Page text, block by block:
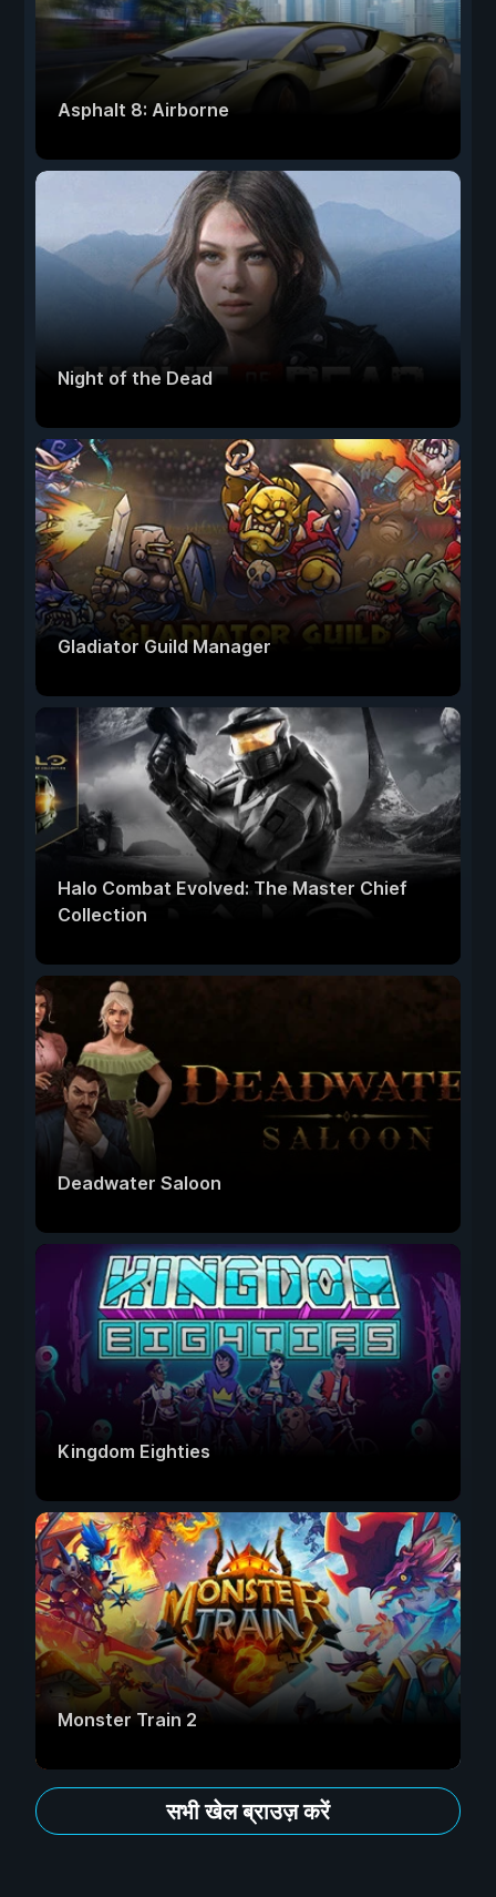
Asphalt 8: Airborne
Night of the Dead
Gladiator Guild Manager
Halo Combat Evolved: The Master Chief
Collection
Deadwater Saloon
Kingdom Eighties
Monster Train 2
सभी खेल ब्राउज़ करें